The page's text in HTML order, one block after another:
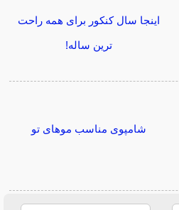
اینجا سال کنکور برای همه راحت
ترین ساله!
شامپوی مناسب موهای تو